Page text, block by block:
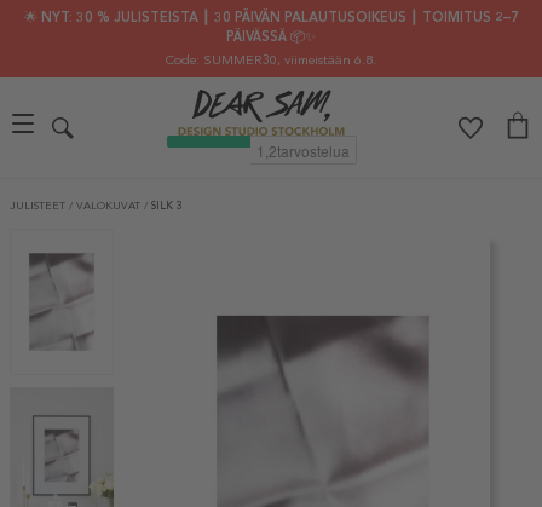
🌟 NYT: 30 % JULISTEISTA ┃ 30 PÄIVÄN PALAUTUSOIKEUS ┃ TOIMITUS 2–7
PÄIVÄSSÄ 📦✨
Code: SUMMER30, viimeistään 6.8.
JULISTEET / VALOKUVAT / SILK 3